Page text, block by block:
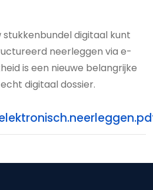
stukkenbundel digitaal kunt
neerleggen via e-
is een nieuwe belangrijke
digitaal dossier.